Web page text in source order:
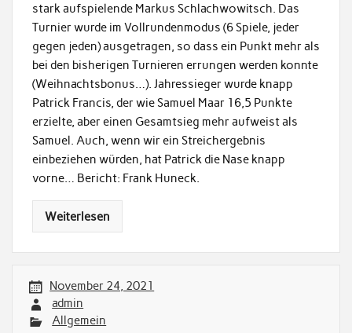
stark aufspielende Markus Schlachwowitsch. Das
Turnier wurde im Vollrundenmodus (6 Spiele, jeder
gegen jeden) ausgetragen, so dass ein Punkt mehr als
bei den bisherigen Turnieren errungen werden konnte
(Weihnachtsbonus…). Jahressieger wurde knapp
Patrick Francis, der wie Samuel Maar 16,5 Punkte
erzielte, aber einen Gesamtsieg mehr aufweist als
Samuel. Auch, wenn wir ein Streichergebnis
einbeziehen würden, hat Patrick die Nase knapp
vorne… Bericht: Frank Huneck.
Weiterlesen
November 24, 2021
admin
Allgemein